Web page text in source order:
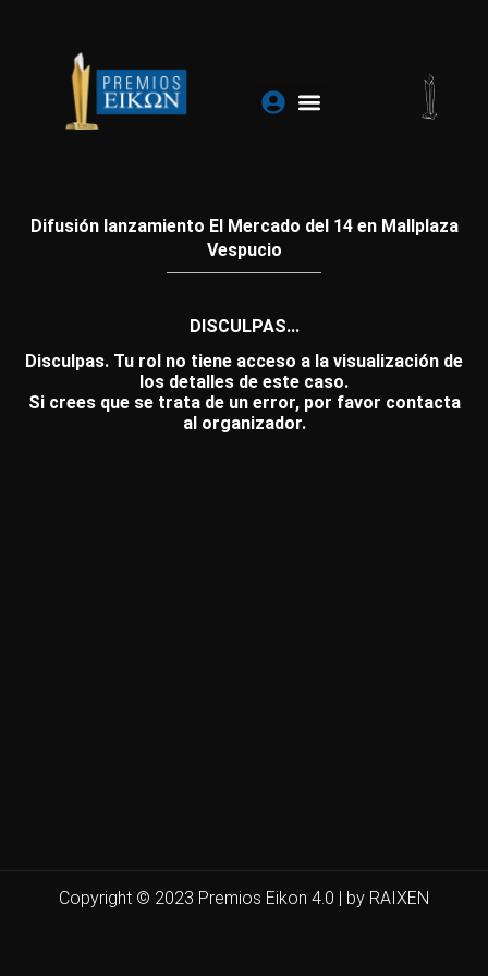
contenido
Difusión lanzamiento El Mercado del 14 en Mallplaza
Vespucio
DISCULPAS...
Disculpas. Tu rol no tiene acceso a la visualización de
los detalles de este caso.
Si crees que se trata de un error, por favor contacta
al organizador.
Copyright © 2023 Premios Eikon 4.0 | by RAIXEN